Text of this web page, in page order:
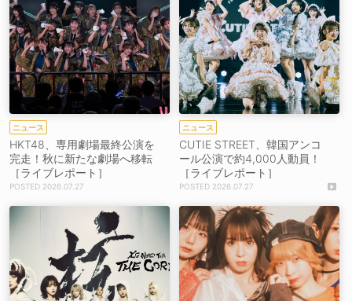
ニュース
HKT48、専用劇場最終公演を
完走！秋に新たな劇場へ移転
［ライブレポート］
2026.07.27
ニュース
CUTIE STREET、韓国アンコ
ール公演で約4,000人動員！
［ライブレポート］
2026.07.27